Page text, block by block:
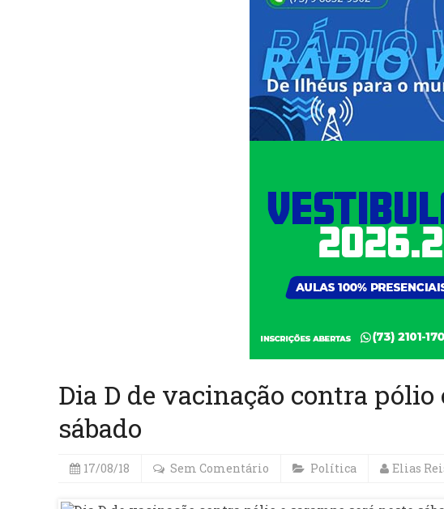
Dia D de vacinação contra
sábado
17/08/18 Sem Comentário Política Elias